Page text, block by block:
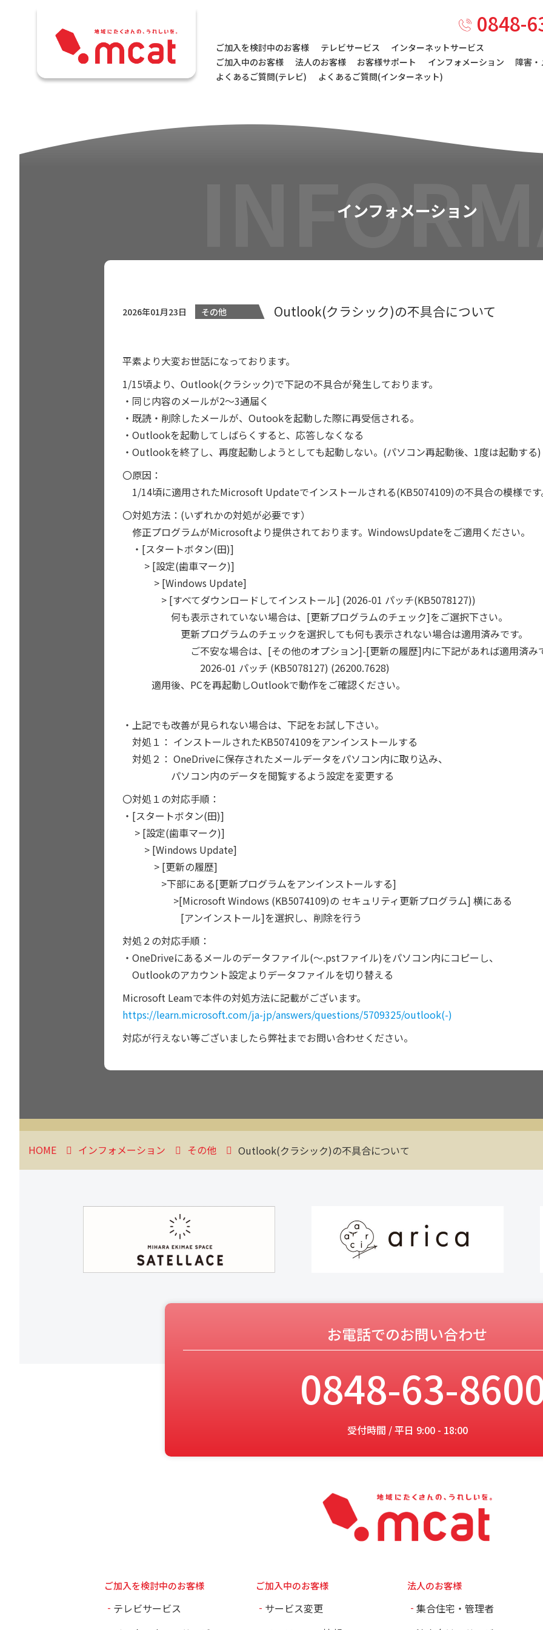
0848-
ご加入を検討中のお客様 テレビサービス
インターネットサービス
ご加入中のお客様
法人のお客様 お客様サポート インフォメーション
障害
よくあるご質問(テレビ)
よくあるご質問(インターネット)
インフォメーション
2026年01月23日 その他 Outlook(クラシック)の不具合について
平素より大変お世話になっております。
1/15頃より、Outlook(クラシック)で下記の不具合が発生しております。
・同じ内容のメールが2～3通届く
・既読・削除したメールが、Outookを起動した際に再受信される。
・Outlookを起動してしばらくすると、応答しなくなる
・Outlookを終了し、再度起動しようとしても起動しない。(パソコン再起動後、1度は起動する)
〇原因：
1/14頃に適用されたMicrosoft Updateでインストールされる(KB5074109)の不具合の模様です
〇対処方法：(いずれかの対処が必要です）
修正プログラムがMicrosoftより提供されております。WindowsUpdateをご適用ください。
・[スタートボタン(田)]
> [設定(歯車マーク)]
> [Windows Update]
> [すべてダウンロードしてインストール] (2026-01 パッチ(KB5078127))
何も表示されていない場合は、[更新プログラムのチェック]をご選択下さい。
更新プログラムのチェックを選択しても何も表示されない場合は適用済みです。
ご不安な場合は、[その他のオプション]-[更新の履歴]内に下記があれば適用済み
2026-01 パッチ (KB5078127) (26200.7628)
適用後、PCを再起動しOutlookで動作をご確認ください。
・上記でも改善が見られない場合は、下記をお試し下さい。
対処１： インストールされたKB5074109をアンインストールする
対処２： OneDriveに保存されたメールデータをパソコン内に取り込み、
パソコン内のデータを閲覧するよう設定を変更する
〇対処１の対応手順：
・[スタートボタン(田)]
> [設定(歯車マーク)]
> [Windows Update]
> [更新の履歴]
>下部にある[更新プログラムをアンインストールする]
>[Microsoft Windows (KB5074109)の セキュリティ更新プログラム] 横にある
[アンインストール]を選択し、削除を行う
対処２の対応手順：
・OneDriveにあるメールのデータファイル(～.pstファイル)をパソコン内にコピーし、
Outlookのアカウント設定よりデータファイルを切り替える
Microsoft Leamで本件の対処方法に記載がございます。
https://learn.microsoft.com/ja-jp/answers/questions/5709325/outlook(-)
対応が行えない等ございましたら弊社までお問い合わせください。
HOME インフォメーション その他 Outlook(クラシック)の不具合について
お電話でのお問い合わせ
0848-63-
受付時間 / 平日 9:00 - 18:00
ご加入を検討中のお客様
テレビサービス
ご加入中のお客様
サービス変更
法人のお客様
集合住宅・管理者